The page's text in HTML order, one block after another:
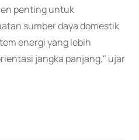
penting untuk
sumber daya domestik
energi yang lebih
jangka panjang," ujar